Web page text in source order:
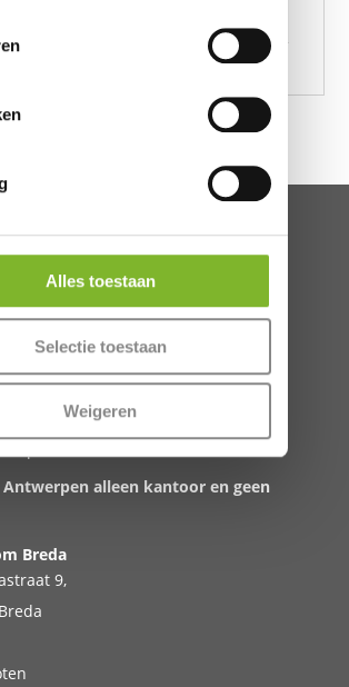
Alles toestaan
Selectie toestaan
Weigeren
0020
50k
Haag
Antwerpen alleen kantoor en geen
Breda
9,